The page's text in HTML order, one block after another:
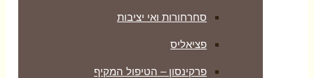
סחרחורות ואי יציבות
פציאליס
פרקינסון – הטיפול המקיף